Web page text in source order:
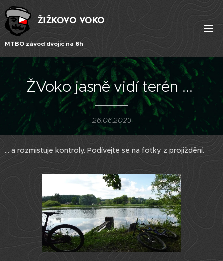
ŽIŽKOVO VOKO
MTBO závod dvojic na 6h
ŽVoko jasně vidí terén ...
26.06.2023
... a rozmisťuje kontroly. Podívejte se na fotky z projiždění.